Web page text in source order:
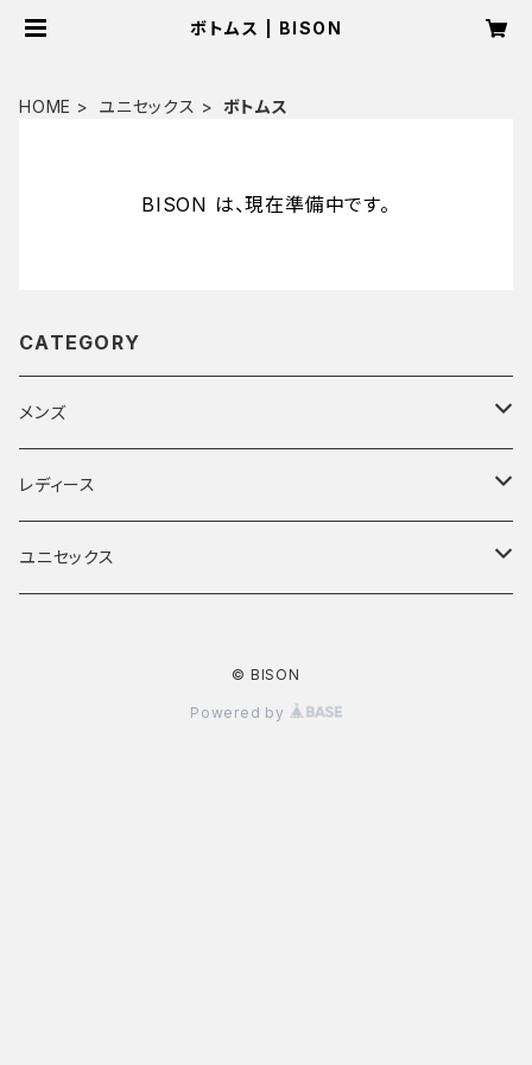
ボトムス | BISON
HOME ユニセックス ボトムス
BISON は、現在準備中です。
CATEGORY
メンズ
トップス
ボトムス
レディース
トップス
ユニセックス
© BISON
Powered by